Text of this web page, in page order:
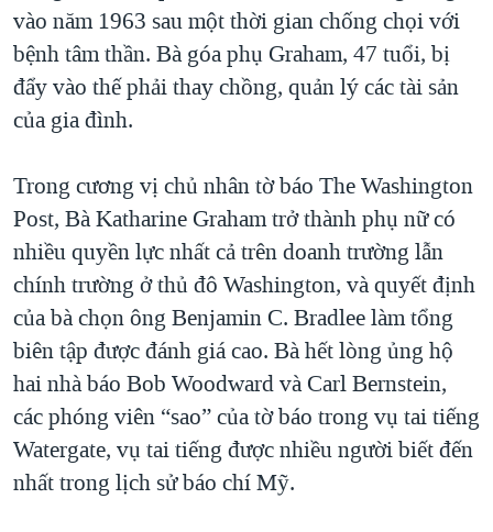
vào năm 1963 sau một thời gian chống chọi với
bệnh tâm thần. Bà góa phụ Graham, 47 tuổi, bị
đẩy vào thế phải thay chồng, quản lý các tài sản
của gia đình.
Trong cương vị chủ nhân tờ báo The Washington
Post, Bà Katharine Graham trở thành phụ nữ có
nhiều quyền lực nhất cả trên doanh trường lẫn
chính trường ở thủ đô Washington, và quyết định
của bà chọn ông Benjamin C. Bradlee làm tổng
biên tập được đánh giá cao. Bà hết lòng ủng hộ
hai nhà báo Bob Woodward và Carl Bernstein,
các phóng viên “sao” của tờ báo trong vụ tai tiếng
Watergate, vụ tai tiếng được nhiều người biết đến
nhất trong lịch sử báo chí Mỹ.